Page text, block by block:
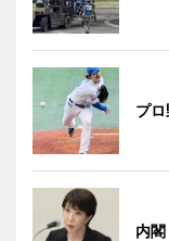
プ
内